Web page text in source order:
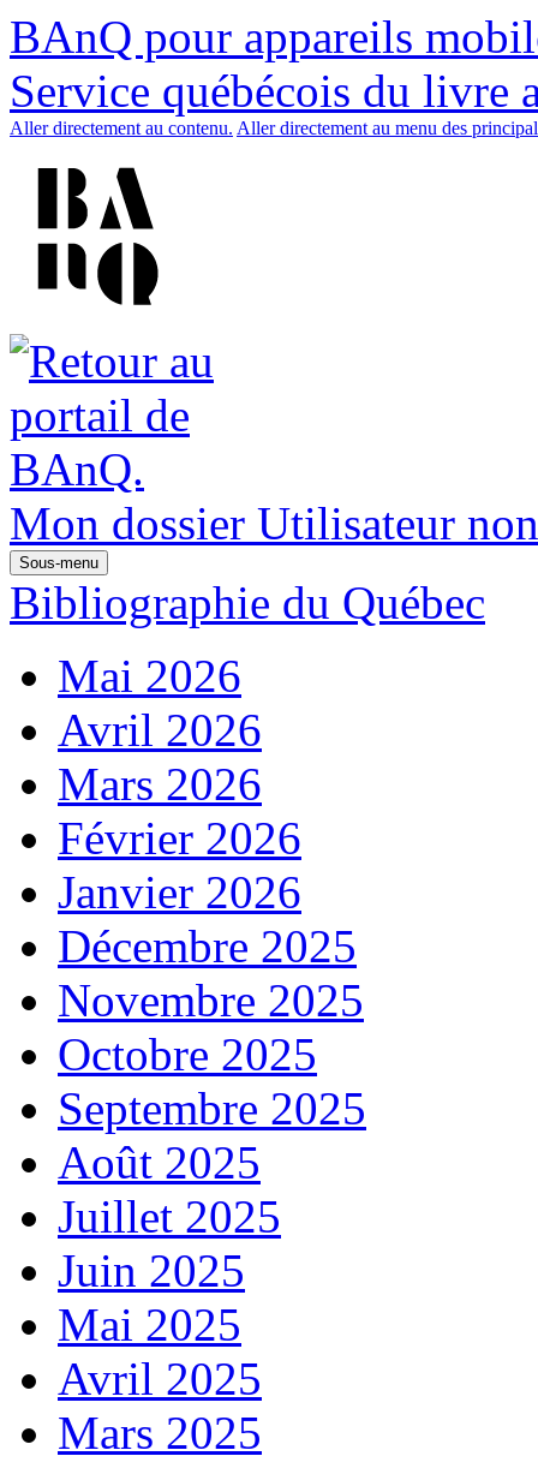
BAnQ pour appareils
Service québécois du livre
Aller directement au contenu. Aller directement au menu des
Mon dossier Utilisateur
Sous-menu
Bibliographie du Québec
Mai 2026
Avril 2026
Mars 2026
Février 2026
Janvier 2026
Décembre 2025
Novembre 2025
Octobre 2025
Septembre 2025
Août 2025
Juillet 2025
Juin 2025
Mai 2025
Avril 2025
Mars 2025